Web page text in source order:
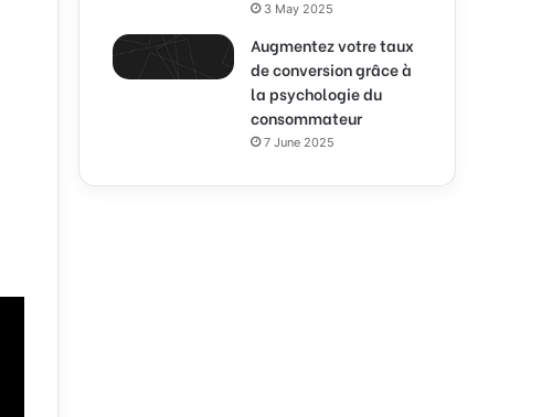
3 May 2025
Augmentez votre taux
de conversion grâce à
la psychologie du
consommateur
7 June 2025